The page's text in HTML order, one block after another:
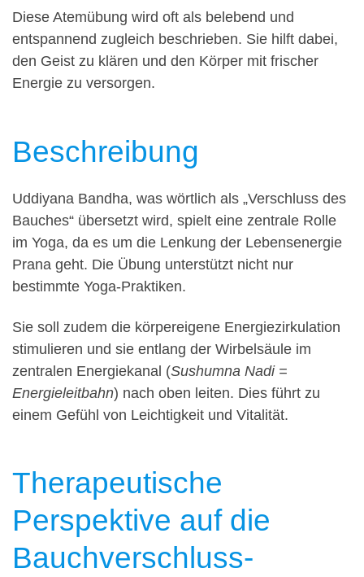
Diese Atemübung wird oft als belebend und
entspannend zugleich beschrieben. Sie hilft dabei,
den Geist zu klären und den Körper mit frischer
Energie zu versorgen.
Beschreibung
Uddiyana Bandha, was wörtlich als „Verschluss des
Bauches“ übersetzt wird, spielt eine zentrale Rolle
im Yoga, da es um die Lenkung der Lebensenergie
Prana geht. Die Übung unterstützt nicht nur
bestimmte Yoga-Praktiken.
Sie soll zudem die körpereigene Energiezirkulation
stimulieren und sie entlang der Wirbelsäule im
zentralen Energiekanal (Sushumna Nadi =
Energieleitbahn) nach oben leiten. Dies führt zu
einem Gefühl von Leichtigkeit und Vitalität.
Therapeutische
Perspektive auf die
Bauchverschluss-